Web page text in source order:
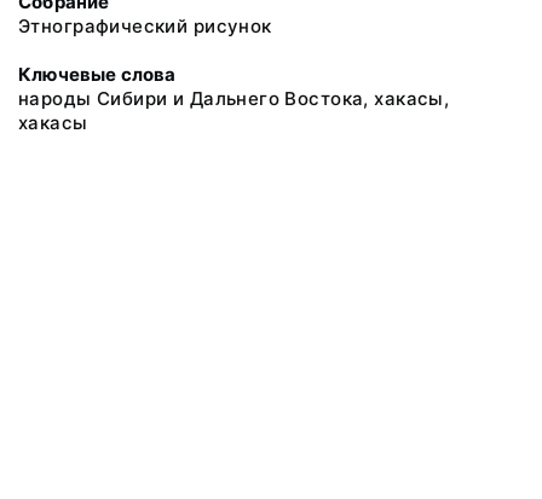
Этнографический рисунок
Ключевые слова
народы Сибири и Дальнего Востока, хакасы,
хакасы